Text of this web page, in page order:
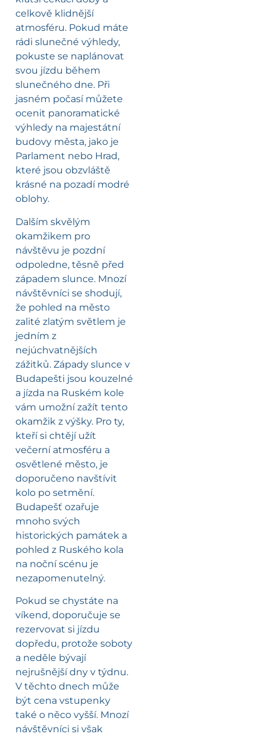
celkově klidnější
atmosféru. Pokud máte
rádi slunečné výhledy,
pokuste se naplánovat
svou jízdu během
slunečného dne. Při
jasném počasí můžete
ocenit panoramatické
výhledy na majestátní
budovy města, jako je
Parlament nebo Hrad,
které jsou obzvláště
krásné na pozadí modré
oblohy.
Dalším skvělým
okamžikem pro
návštěvu je pozdní
odpoledne, těsně před
západem slunce. Mnozí
návštěvníci se shodují,
že pohled na město
zalité zlatým světlem je
jedním z
nejúchvatnějších
zážitků. Západy slunce v
Budapešti jsou kouzelné
a jízda na Ruském kole
vám umožní zažít tento
okamžik z výšky. Pro ty,
kteří si chtějí užít
večerní atmosféru a
osvětlené město, je
doporučeno navštívit
kolo po setmění.
Budapešť ozařuje
mnoho svých
historických památek a
pohled z Ruského kola
na noční scénu je
nezapomenutelný.
Pokud se chystáte na
víkend, doporučuje se
rezervovat si jízdu
dopředu, protože soboty
a neděle bývají
nejrušnější dny v týdnu.
V těchto dnech může
být cena vstupenky
také o něco vyšší. Mnozí
návštěvníci si však